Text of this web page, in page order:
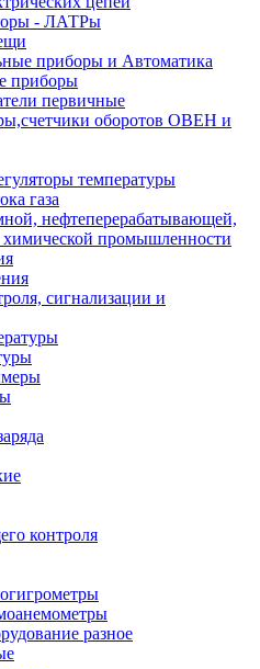
- ЛАТРы
приборы и Автоматика
приборы
первичные
оборотов ОВЕН и
температуры
газа
нефтеперерабатывающей,
промышленности
сигнализации и
контроля
разное